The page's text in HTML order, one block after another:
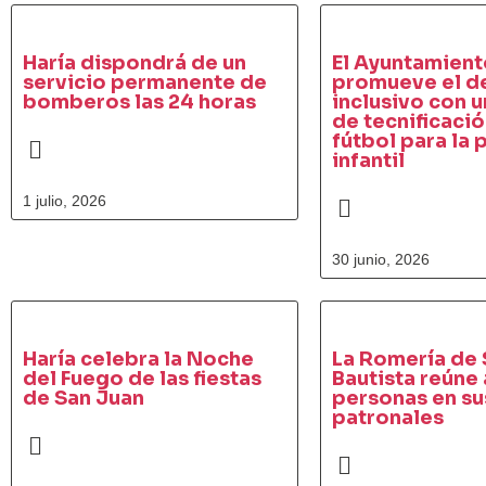
Haría dispondrá de un
servicio permanente de
bomberos las 24 horas
1 julio, 2026
El
promueve el
inclusivo con
de
fútbol para la
infantil
30 junio, 2026
Haría celebra la Noche
del Fuego de las fiestas
de San Juan
La Romería de
Bautista reúne
personas en
patronales